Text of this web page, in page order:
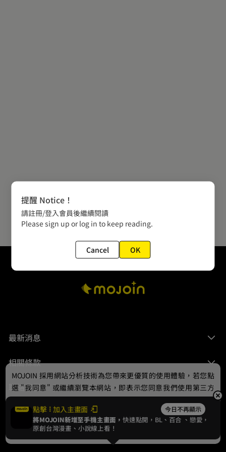
最新消息
相關條款
聯絡我們
© 2024 gamania Digital Entertainment Co., Ltd.
點擊 加入主畫面 今日不再顯示
將MOJOIN新增至手機主畫面，快速點開，BL、 百合 、戀愛，
原創台灣漫畫、小說線上看！
MOJOIN 採用網站分析技術為您帶來更優質的使用體驗，若您點
選 "我同意" 或繼續瀏覽本網站，即表示您同意我們使用第三方
Cookie，欲瞭解更多資訊請見隱私權政策。
我同意
提醒 Notice！
請註冊/登入會員後繼續閱讀
Please sign up or log in to keep reading.
Cancel OK